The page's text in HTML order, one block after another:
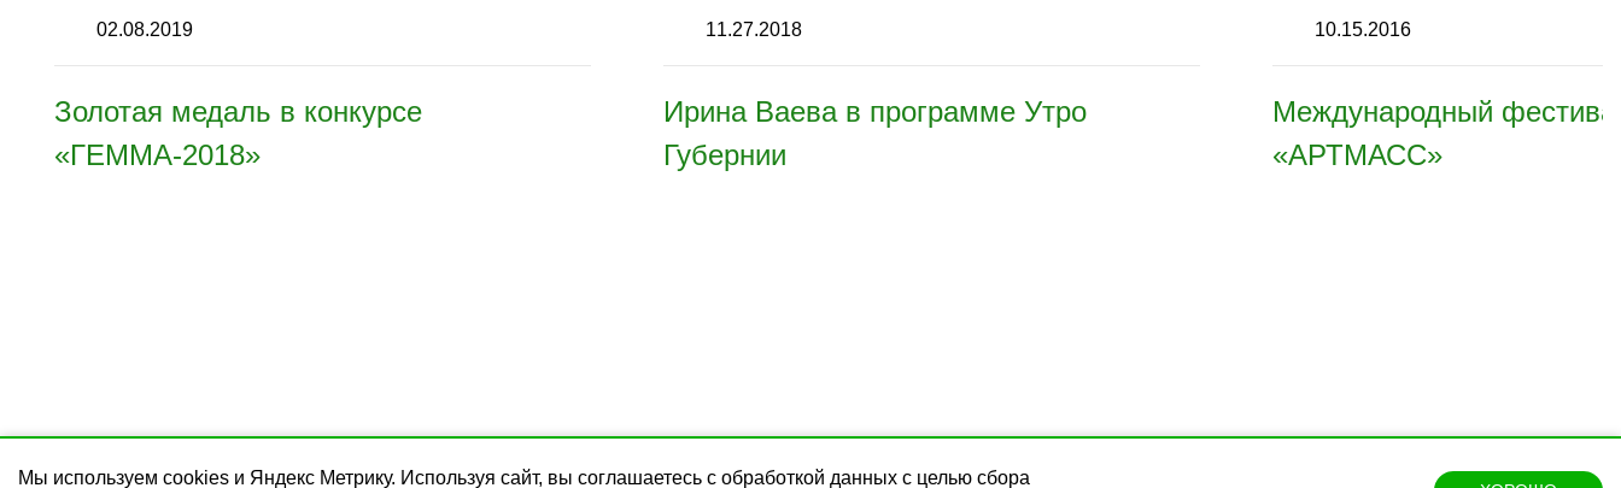
02.08.2019
Золотая медаль в конкурсе
«ГЕММА-2018»
11.27.2018
Ирина Ваева в программе Утро
Губернии
10.15.2016
Международный
«АРТМАСС»
Мы используем cookies и Яндекс Метрику. Используя сайт, вы соглашаетесь с обработкой данных с целью сбора